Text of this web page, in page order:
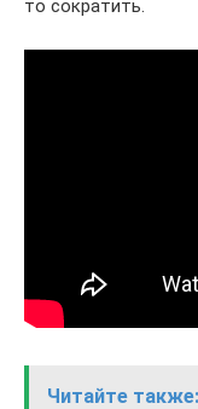
то сократить.
Читайте также: